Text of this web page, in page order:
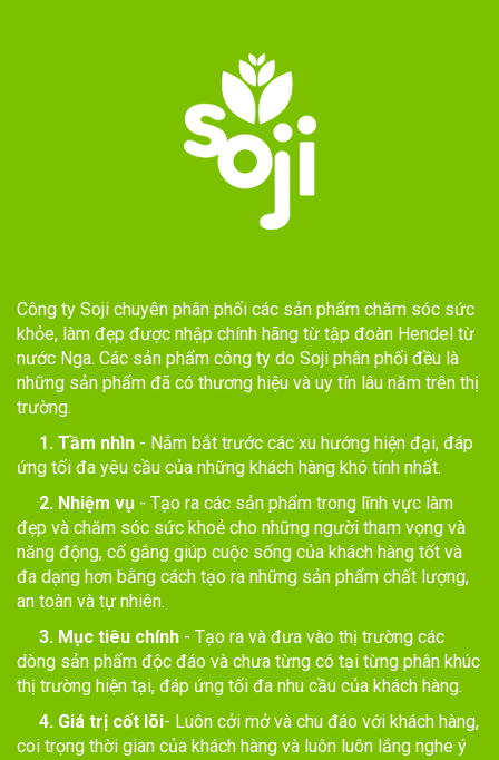
Công ty Soji chuyên phân phối các sản phẩm chăm sóc sức
khỏe, làm đẹp được nhập chính hãng từ tập đoàn Hendel từ
nước Nga. Các sản phẩm công ty do Soji phân phối đều là
những sản phẩm đã có thương hiệu và uy tín lâu năm trên thị
trường.
1. Tầm nhìn - Nắm bắt trước các xu hướng hiện đại, đáp
ứng tối đa yêu cầu của những khách hàng khó tính nhất.
2. Nhiệm vụ - Tạo ra các sản phẩm trong lĩnh vực làm
đẹp và chăm sóc sức khoẻ cho những người tham vọng và
năng động, cố gắng giúp cuộc sống của khách hàng tốt và
đa dạng hơn bằng cách tạo ra những sản phẩm chất lượng,
an toàn và tự nhiên.
3. Mục tiêu chính - Tạo ra và đưa vào thị trường các
dòng sản phẩm độc đáo và chưa từng có tại từng phân khúc
thị trường hiện tại, đáp ứng tối đa nhu cầu của khách hàng.
4. Giá trị cốt lõi- Luôn cởi mở và chu đáo với khách hàng,
coi trọng thời gian của khách hàng và luôn luôn lắng nghe ý